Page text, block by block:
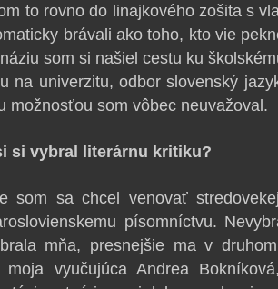
to rovno do linajkového zošita s
brávali ako toho, kto vie
som si našiel cestu ku
na univerzitu, odbor slovenský
možnosťou som vôbec neuvažoval.
si vybral literárnu kritiku?
som sa chcel venovať
písomníctvu.
mňa, presnejšie ma v
moja vyučujúca Andrea